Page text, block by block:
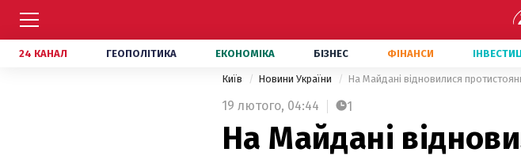
24 КАНАЛ ГЕОПОЛІТИКА ЕКОНОМІКА БІЗНЕС ФІНАНСИ
Київ Новини України На Майдані відновилися
19 лютого, 04:44 1
На Майдані